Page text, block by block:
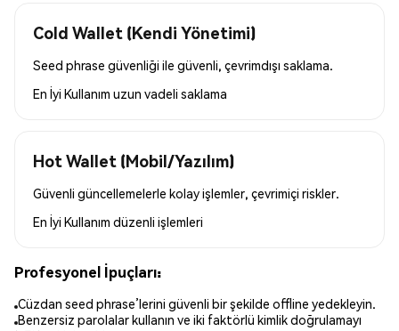
Cold Wallet (Kendi Yönetimi)
Seed phrase güvenliği ile güvenli, çevrimdışı saklama.
En İyi Kullanım uzun vadeli saklama
Hot Wallet (Mobil/Yazılım)
Güvenli güncellemelerle kolay işlemler, çevrimiçi riskler.
En İyi Kullanım düzenli işlemleri
Profesyonel İpuçları:
Cüzdan seed phrase’lerini güvenli bir şekilde offline yedekleyin.
Benzersiz parolalar kullanın ve iki faktörlü kimlik doğrulamayı